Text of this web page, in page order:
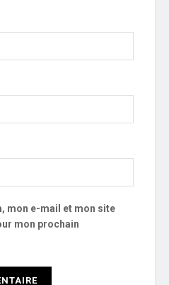
mon e-mail et mon site
mon prochain